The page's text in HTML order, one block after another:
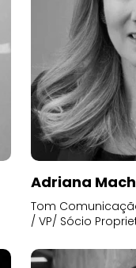
Adriana
Tom
/ VP/ Sócio